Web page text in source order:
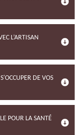
L’ARTISAN
DE VOS
POUR LA SANTÉ